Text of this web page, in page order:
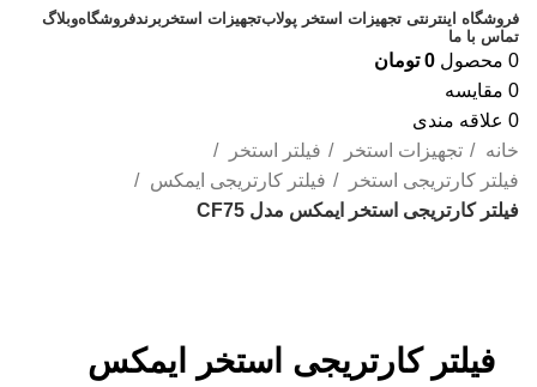
فروشگاه اینترنتی تجهیزات استخر پولابتجهیزات استخر برندفروشگاهوبلاگ
تماس با ما
0 محصول 0 تومان
0 مقایسه
0 علاقه مندی
خانه
تجهیزات استخر
فیلتر استخر
فیلتر کارتریجی استخر
فیلتر کارتریجی ایمکس
فیلتر کارتریجی استخر ایمکس مدل CF75
فیلتر کارتریجی استخر ایمکس